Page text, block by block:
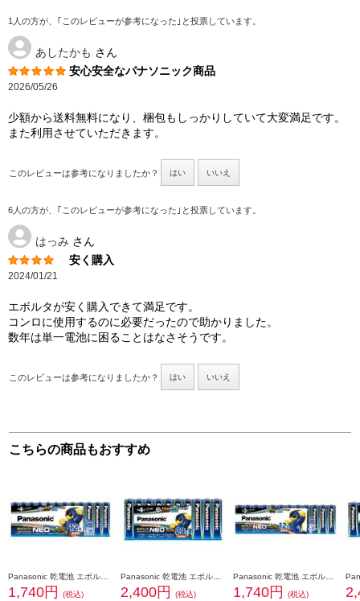
1人の方が、｢このレビューが参考になった｣と投票しています。
あしたかも さん
安心安全なパナソニック商品
2026/05/26
少額から送料無料になり、梱包もしっかりしていて大変満足です。
また利用させていただきます。
このレビューは参考になりましたか？ はい いいえ
6人の方が、｢このレビューが参考になった｣と投票しています。
はっみ さん
安く購入
2024/01/21
エボルタが安く購入できて満足です。
コンロに使用するのに必要だったので助かりました。
数年は単一電池に困ることはなさそうです。
このレビューは参考になりましたか？ はい いいえ
こちらの商品もおすすめ
1,740円 (税込) 2,400円 (税込) 1,740円 (税込)